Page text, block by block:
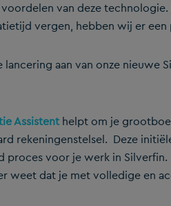
van deze
vergen, hebben wij er
aan van onze nieuwe
Assistenthelpt om je
rekeningenstelsel. Deze
voor je werk in Silverfin.
weet dat je met volledige en